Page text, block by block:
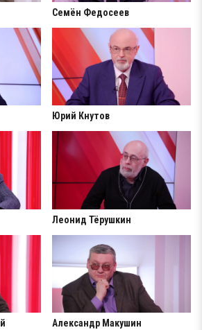
Семён Федосеев
Юрий Кнутов
Леонид Тёрушкин
Александр Макушин